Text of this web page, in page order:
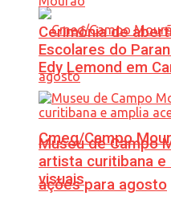
Cmeg/Campo
ações para agosto
Cerimônia de
Escolares do
Edy Lemond em
Museu de Campo
artista curitibana
visuais